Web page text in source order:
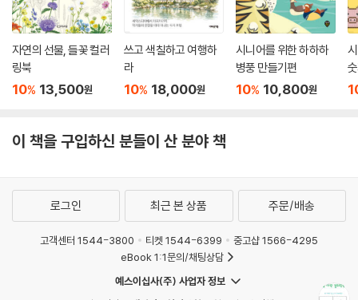
자연의 선물, 들꽃 컬러
링북
10% 13,500원
쓰고 색칠하고 여행하
라
10% 18,000원
시니어를 위한 하하하
병풍 만들기편
10% 10,800원
이 책을 구입하신 분들이 산 분야 책
로그인 최근 본 상품 주문/배송
고객센터 1544-3800 티켓 1544-6399
중고샵 1566-4295
eBook 1:1문의/채팅상담
예스이십사(주) 사업자 정보